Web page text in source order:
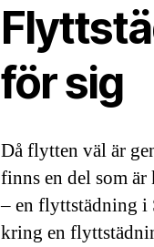
för sig
Då flytten väl är
finns en del som är
– en flyttstädning i
kring en